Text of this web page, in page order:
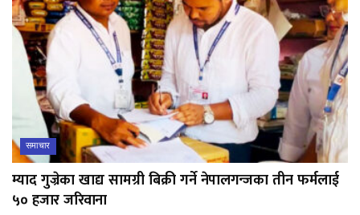
समाचार
म्याद गुज्रेका खाद्य सामग्री बिक्री गर्ने नेपालगन्जका तीन फर्मलाई
५० हजार जरिवाना